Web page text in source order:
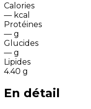
Calories
— kcal
Protéines
— g
Glucides
— g
Lipides
4.40 g
En détail